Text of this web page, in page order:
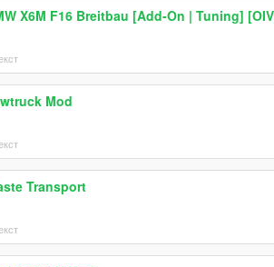
X6M F16 Breitbau [Add-On | Tuning]
Mod
Transport